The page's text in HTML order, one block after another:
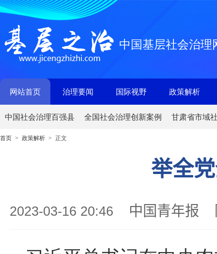
中国基层社会治理
网站首页 治理要闻 国际视野 政策解析
中国社会治理百强县 全国社会治理创新案例 甘肃省市域
首页 > 政策解析 > 正文
举全
2023-03-16 20:46 中国青年报